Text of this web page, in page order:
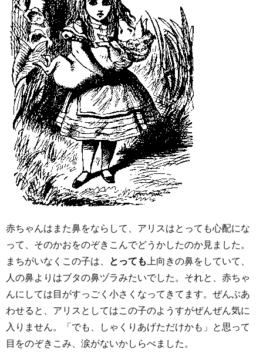
赤ちゃんはまた鼻をならして、アリスはとっても心配にな
って、そのかおをのぞきこんでどうかしたのか見ました。
まちがいなくこの子は、
とっても 上向きの鼻をしていて、
人の鼻よりはブタの鼻ヅラみたいでした。それと、赤ちゃ
んにしては目がすっごく小さくなってきてます。ぜんぶあ
わせると、アリスとしてはこの子のようすがぜんぜん気に
入りません。「でも、しゃくりあげただけかも」と思って
目をのぞきこみ、涙がないかしらべました。